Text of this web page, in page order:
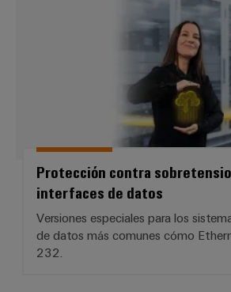
Protección contra
interfaces de datos
Versiones especiales para los
de datos más comunes cómo
232.